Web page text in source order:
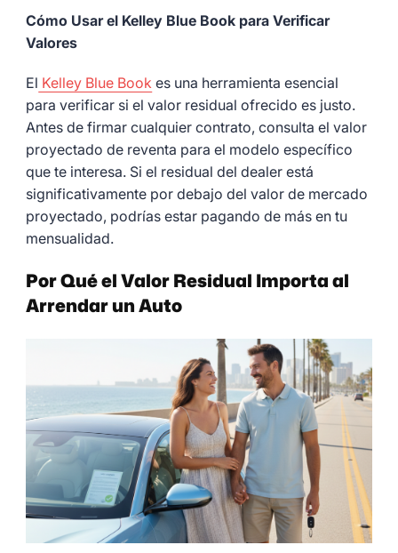
Cómo Usar el Kelley Blue Book para Verificar
Valores
El Kelley Blue Book es una herramienta esencial
para verificar si el valor residual ofrecido es justo.
Antes de firmar cualquier contrato, consulta el valor
proyectado de reventa para el modelo específico
que te interesa. Si el residual del dealer está
significativamente por debajo del valor de mercado
proyectado, podrías estar pagando de más en tu
mensualidad.
Por Qué el Valor Residual Importa al
Arrendar un Auto